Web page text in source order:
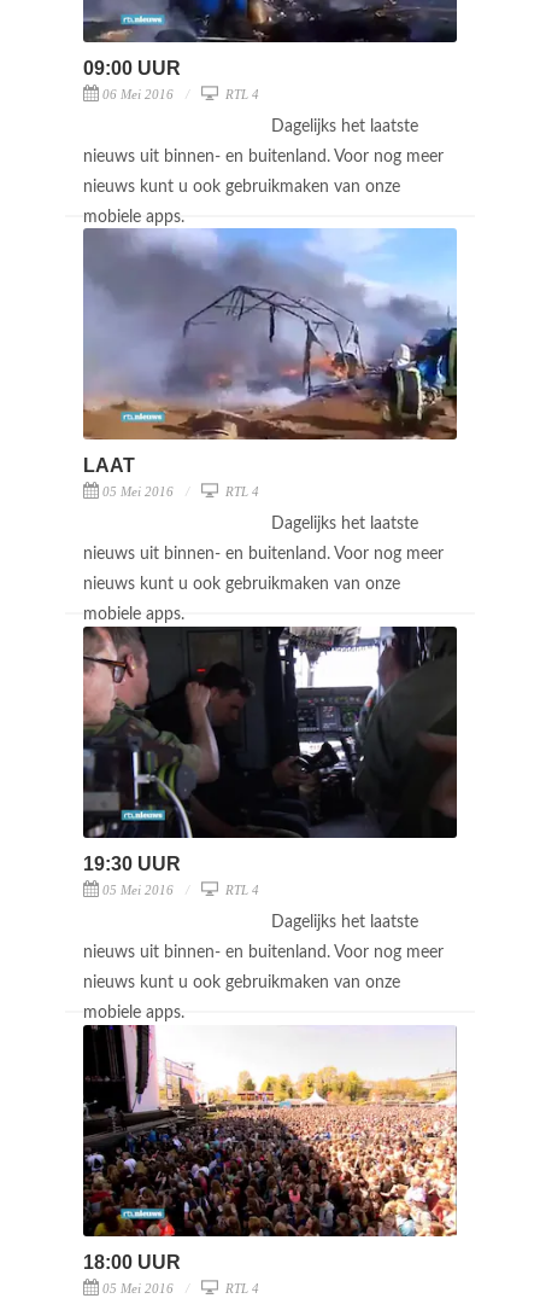
09:00 UUR
06 Mei 2016 RTL 4
Dagelijks het laatste
nieuws uit binnen- en buitenland. Voor nog meer
nieuws kunt u ook gebruikmaken van onze
mobiele apps.
LAAT
05 Mei 2016 RTL 4
Dagelijks het laatste
nieuws uit binnen- en buitenland. Voor nog meer
nieuws kunt u ook gebruikmaken van onze
mobiele apps.
19:30 UUR
05 Mei 2016 RTL 4
Dagelijks het laatste
nieuws uit binnen- en buitenland. Voor nog meer
nieuws kunt u ook gebruikmaken van onze
mobiele apps.
18:00 UUR
05 Mei 2016 RTL 4